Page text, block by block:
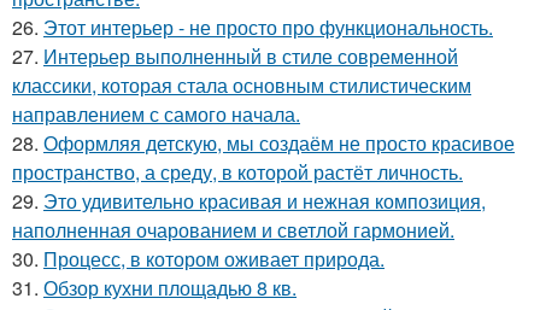
26. Этот интерьер - не просто про функциональность.
27. Интерьер выполненный в стиле современной
классики, которая стала основным стилистическим
направлением с самого начала.
28. Оформляя детскую, мы создаём не просто красивое
пространство, а среду, в которой растёт личность.
29. Это удивительно красивая и нежная композиция,
наполненная очарованием и светлой гармонией.
30. Процесс, в котором оживает природа.
31. Обзор кухни площадью 8 кв.